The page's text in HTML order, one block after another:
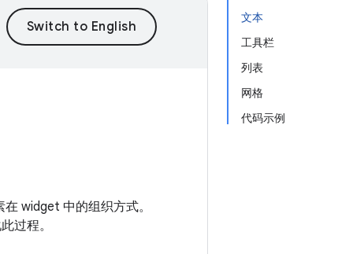
文本
工具栏
列表
网格
代码示例
widget 中的组织方式。
过程。